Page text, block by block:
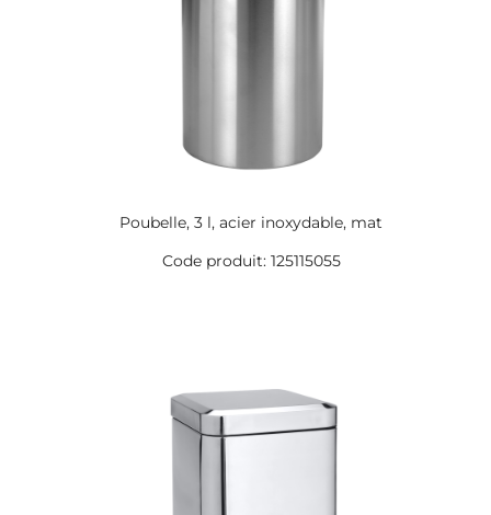
Poubelle, 3 l, acier inoxydable, mat
Code produit: 125115055